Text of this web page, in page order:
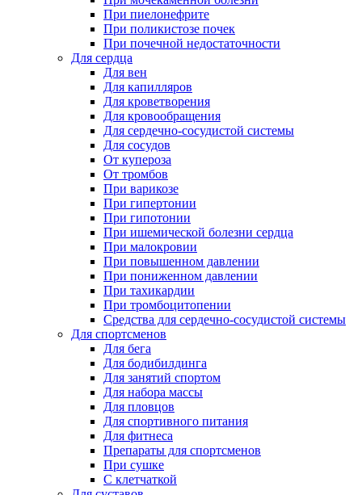
При пиелонефрите
При поликистозе почек
При почечной недостаточности
Для сердца
Для вен
Для капилляров
Для кроветворения
Для кровообращения
Для сердечно-сосудистой системы
Для сосудов
От купероза
От тромбов
При варикозе
При гипертонии
При гипотонии
При ишемической болезни сердца
При малокровии
При повышенном давлении
При пониженном давлении
При тахикардии
При тромбоцитопении
Средства для сердечно-сосудистой системы
Для спортсменов
Для бега
Для бодибилдинга
Для занятий спортом
Для набора массы
Для пловцов
Для спортивного питания
Для фитнеса
Препараты для спортсменов
При сушке
С клетчаткой